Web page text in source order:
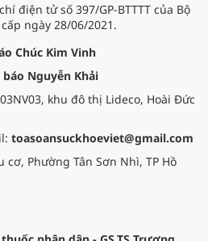
điện tử số 397/GP-BTTTT của Bộ
ngày 28/06/2021.
Chúc Kim Vinh
báo Nguyễn Khải
khu đô thị Lideco, Hoài Đức
toasoansuckhoeviet@gmail.com
cơ, Phường Tân Sơn Nhì, TP Hồ